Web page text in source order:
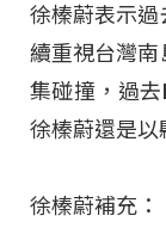
徐榛蔚表示
續重視台灣
集碰撞，過
徐榛蔚還是以
徐榛蔚補充